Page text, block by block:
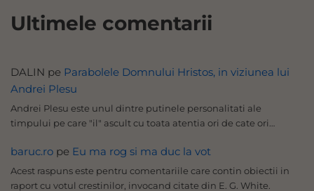
Ultimele comentarii
DALIN pe Parabolele Domnului Hristos, in viziunea lui
Andrei Plesu
Andrei Plesu este unul dintre putinele personalitati ale
timpului pe care "il" ascult cu toata atentia ori de cate ori…
baruc.ro pe Eu ma rog si ma duc la vot
Acest raspuns este pentru comentariile care contin obiectii in
raport cu votul crestinilor, invocand citate din E. G. White.